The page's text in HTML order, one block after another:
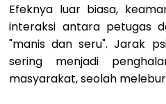
Efeknya luar biasa,
interaksi antara petugas
"manis dan seru". Jarak
sering menjadi
masyarakat, seolah